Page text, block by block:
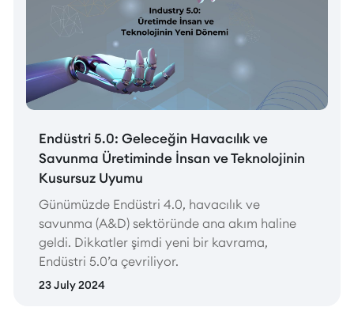
Endüstri 5.0: Geleceğin Havacılık ve
Savunma Üretiminde İnsan ve Teknolojinin
Kusursuz Uyumu
Günümüzde Endüstri 4.0, havacılık ve
savunma (A&D) sektöründe ana akım haline
geldi. Dikkatler şimdi yeni bir kavrama,
Endüstri 5.0’a çevriliyor.
23 July 2024